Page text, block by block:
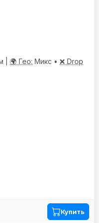
| 🌍 Гео: Микс • ❌ Drop
Купить